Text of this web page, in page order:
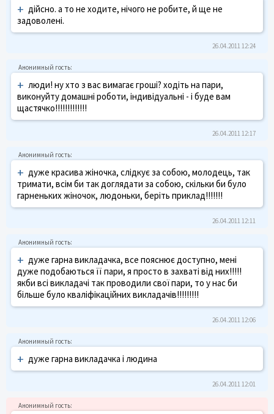
+ дійсно. а то не ходите, нічого не робите, й ще не
задоволені.
26.04.2011 12:24
+ люди! ну хто з вас вимагає гроші? ходіть на пари,
виконуйту домашні роботи, індивідуальні - і буде вам
щастячко!!!!!!!!!!!!!
26.04.2011 12:17
+ дуже красива жіночка, слідкує за собою, молодець, так
тримати, всім би так доглядати за собою, скільки би було
гарненьких жіночок, людоньки, беріть приклад!!!!!!!
26.04.2011 12:11
+ дуже гарна викладачка, все пояснює доступно, мені
дуже подобаються її пари, я просто в захваті від них!!!!!
якби всі викладачі так проводили свої пари, то у нас би
більше було кваліфікаційних викладачів!!!!!!!!!
26.04.2011 12:06
+ дуже гарна викладачка і людина
26.04.2011 12:01